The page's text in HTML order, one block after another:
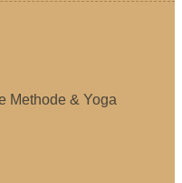
Methode & Yoga